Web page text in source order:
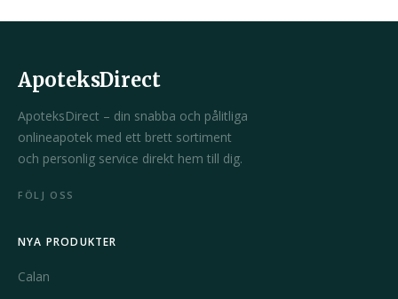
ApoteksDirect
ApoteksDirect – din snabba och pålitliga
onlineapotek med ett brett sortiment
och personlig service direkt hem till dig.
FÖLJ OSS
NYA PRODUKTER
Calan